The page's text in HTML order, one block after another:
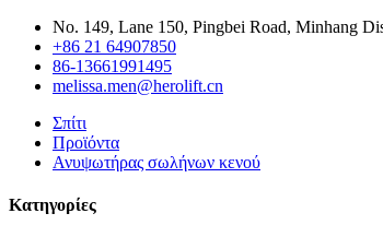
No. 149, Lane 150, Pingbei Road, Minhang
+86 21 64907850
86-13661991495
melissa.men@herolift.cn
Σπίτι
Προϊόντα
Ανυψωτήρας σωλήνων κενού
Κατηγορίες